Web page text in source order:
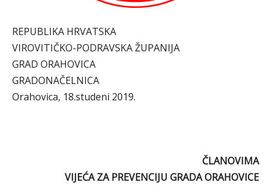
REPUBLIKA HRVATSKA
VIROVITIČKO-PODRAVSKA ŽUPANIJA
GRAD ORAHOVICA
GRADONAČELNICA
Orahovica, 18.studeni 2019.
ČLANOVIMA
VIJEĆA ZA PREVENCIJU GRADA ORAHOVICE